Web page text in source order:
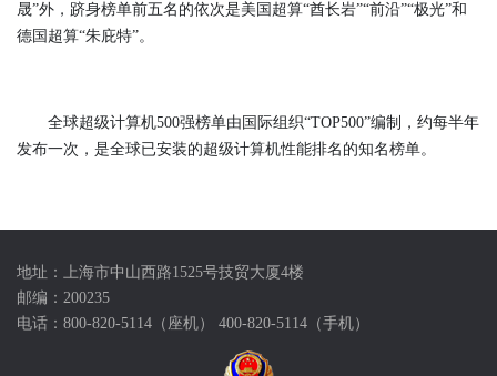
晟”外，跻身榜单前五名的依次是美国超算“酋长岩”“前沿”“极光”和
德国超算“朱庇特”。
全球超级计算机500强榜单由国际组织“TOP500”编制，约每半年
发布一次，是全球已安装的超级计算机性能排名的知名榜单。
地址：上海市中山西路1525号技贸大厦4楼
邮编：200235
电话：800-820-5114（座机） 400-820-5114（手机）